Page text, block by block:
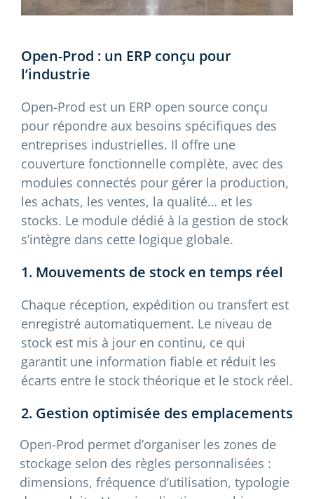
Open-Prod : un ERP conçu pour
l’industrie
Open-Prod est un ERP open source conçu
pour répondre aux besoins spécifiques des
entreprises industrielles. Il offre une
couverture fonctionnelle complète, avec des
modules connectés pour gérer la production,
les achats, les ventes, la qualité… et les
stocks. Le module dédié à la gestion de stock
s’intègre dans cette logique globale.
1. Mouvements de stock en temps réel
Chaque réception, expédition ou transfert est
enregistré automatiquement. Le niveau de
stock est mis à jour en continu, ce qui
garantit une information fiable et réduit les
écarts entre le stock théorique et le stock réel.
2. Gestion optimisée des emplacements
Open-Prod permet d’organiser les zones de
stockage selon des règles personnalisées :
dimensions, fréquence d’utilisation, typologie